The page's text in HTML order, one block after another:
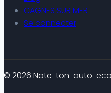
CAGNES SUR MER
Se connecter
© 2026 Note-ton-auto-